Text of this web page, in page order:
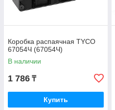
Коробка распаячная TYCO
67054Ч (67054Ч)
В наличии
1 786 ₸
Купить